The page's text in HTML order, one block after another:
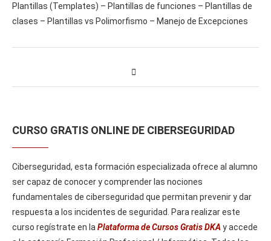
Plantillas (Templates) – Plantillas de funciones – Plantillas de
clases – Plantillas vs Polimorfismo – Manejo de Excepciones
CURSO GRATIS ONLINE DE CIBERSEGURIDAD
Ciberseguridad, esta formación especializada ofrece al alumno
ser capaz de conocer y comprender las nociones
fundamentales de ciberseguridad que permitan prevenir y dar
respuesta a los incidentes de seguridad. Para realizar este
curso regístrate en la Plataforma de Cursos Gratis DKAy accede